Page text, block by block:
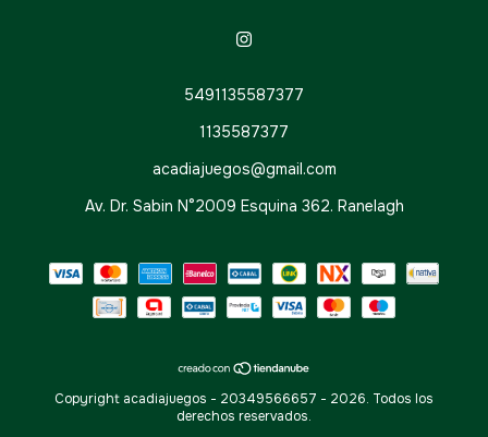
5491135587377
1135587377
acadiajuegos@gmail.com
Av. Dr. Sabin N°2009 Esquina 362. Ranelagh
Copyright acadiajuegos - 20349566657 - 2026. Todos los
derechos reservados.